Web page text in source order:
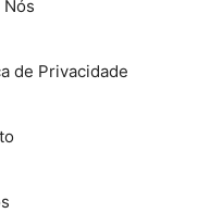
Nós
de Privacidade